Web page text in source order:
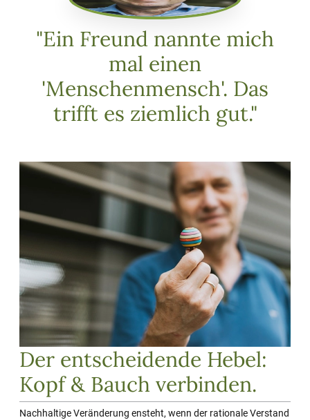
"Ein Freund nannte mich
mal einen
'Menschenmensch'. Das
trifft es ziemlich gut."
Der entscheidende Hebel:
Kopf & Bauch verbinden.
Nachhaltige Veränderung ensteht, wenn der rationale Verstand